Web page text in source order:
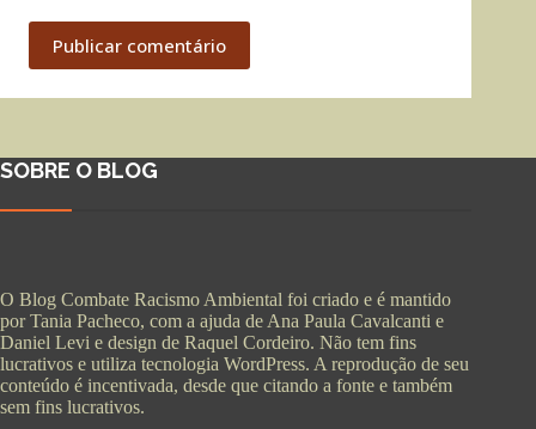
Publicar comentário
SOBRE O BLOG
O Blog Combate Racismo Ambiental foi criado e é mantido
por Tania Pacheco, com a ajuda de Ana Paula Cavalcanti e
Daniel Levi e design de Raquel Cordeiro. Não tem fins
lucrativos e utiliza tecnologia WordPress. A reprodução de seu
conteúdo é incentivada, desde que citando a fonte e também
sem fins lucrativos.